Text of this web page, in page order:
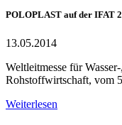
POLOPLAST auf der IFAT
13.05.2014
Weltleitmesse für
Rohstoffwirtschaft, vom
Weiterlesen